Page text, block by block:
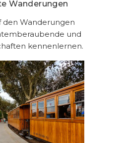
Wanderungen
den Wanderungen
und
kennenlernen.